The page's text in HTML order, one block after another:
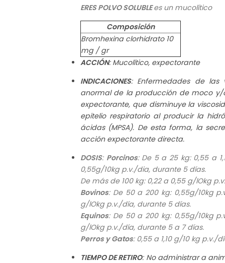
ERES POLVO SOLUBLEes un mucolítico
Composición
Bromhexina clorhidrato 10
mg / gr
ACCIÓN: Mucolítico, expectorante
INDICACIONES: Enfermedades de las
anormal de la producción de moco y/
expectorante, que disminuye la
epitelio respiratorio al producir la
ácidas (MPSA). De esta forma, la
acción expectorante directa.
DOSIS: Porcinos: De 5 a 25 kg: 0,55 a
0,55g/10kg p.v./dia, durante 5 días.
De más de 100 kg: 0,22 a 0,55 g/lOkg
Bovinos: De 50 a 200 kg: 0,55g/10kg
g/lOkg p.v./día, durante 5 días.
Equinos: De 50 a 200 kg: 0,55g/10kg
g/lOkg p.v./día, durante 5 a 7 días.
Perros y Gatos: 0,55 a 1,10 g/10 kg p.v./
TIEMPO DE RETIRO: No administrar a